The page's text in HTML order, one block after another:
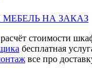
НА ЗАКАЗ
расчёт стоимости
бесплатная
все про